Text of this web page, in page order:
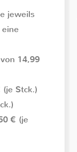
jeweils
14,99
Stck.)
€ (je